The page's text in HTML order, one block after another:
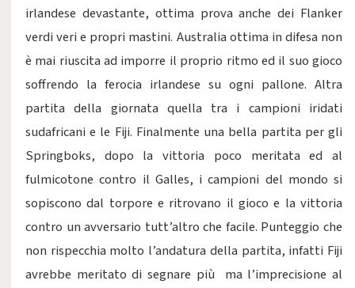
irlandese devastante, ottima prova anche dei Flanker
verdi veri e propri mastini. Australia ottima in difesa non
è mai riuscita ad imporre il proprio ritmo ed il suo gioco
soffrendo la ferocia irlandese su ogni pallone. Altra
partita della giornata quella tra i campioni iridati
sudafricani e le Fiji. Finalmente una bella partita per gli
Springboks, dopo la vittoria poco meritata ed al
fulmicotone contro il Galles, i campioni del mondo si
sopiscono dal torpore e ritrovano il gioco e la vittoria
contro un avversario tutt’altro che facile. Punteggio che
non rispecchia molto l’andatura della partita, infatti Fiji
avrebbe meritato di segnare più ma l’imprecisione al